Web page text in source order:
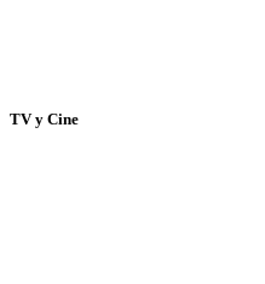
TV y Cine